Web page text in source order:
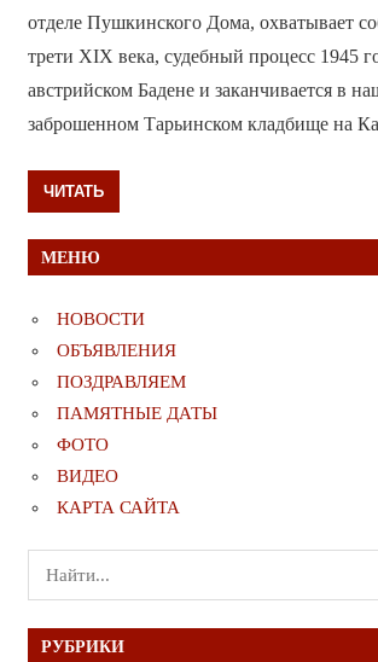
отделе Пушкинского Дома, охватывает
трети XIX века, судебный процесс 1945
австрийском Бадене и заканчивается в
заброшенном Тарьинском кладбище на
ЧИТАТЬ
МЕНЮ
НОВОСТИ
ОБЪЯВЛЕНИЯ
ПОЗДРАВЛЯЕМ
ПАМЯТНЫЕ ДАТЫ
ФОТО
ВИДЕО
КАРТА САЙТА
Поиск
для:
РУБРИКИ